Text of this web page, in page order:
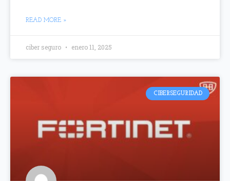
READ MORE »
ciber seguro enero 11, 2025
CIBERSEGURIDAD